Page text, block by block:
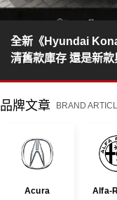
全新《Hyundai
清舊款庫存 還是新款
品牌文章 BRAND
Acura Alfa-